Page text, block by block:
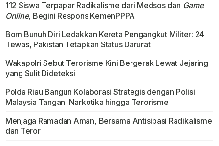
112 Siswa Terpapar Radikalisme dari Medsos dan Game
Online, Begini Respons KemenPPPA
Bom Bunuh Diri Ledakkan Kereta Pengangkut Militer: 24
Tewas, Pakistan Tetapkan Status Darurat
Wakapolri Sebut Terorisme Kini Bergerak Lewat Jejaring
yang Sulit Dideteksi
Polda Riau Bangun Kolaborasi Strategis dengan Polisi
Malaysia Tangani Narkotika hingga Terorisme
Menjaga Ramadan Aman, Bersama Antisipasi Radikalisme
dan Teror